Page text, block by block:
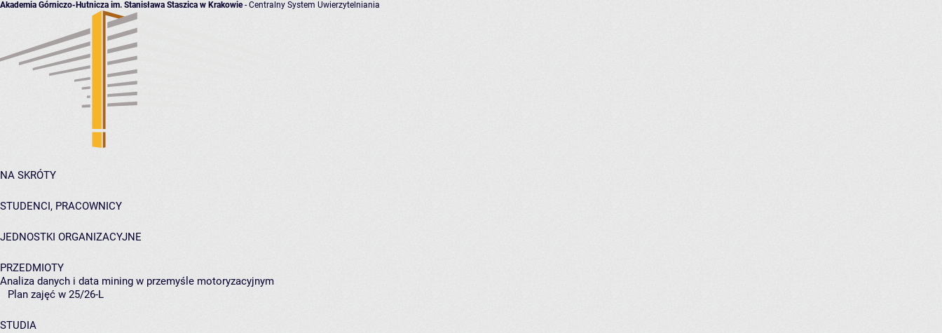
Akademia Górniczo-Hutnicza im. Stanisława Staszica w Krakowie- Centralny System Uwierzytelniania
NA SKRÓTY
STUDENCI, PRACOWNICY
JEDNOSTKI ORGANIZACYJNE
PRZEDMIOTY
Analiza danych i data mining w przemyśle motoryzacyjnym
Plan zajęć w 25/26-L
STUDIA